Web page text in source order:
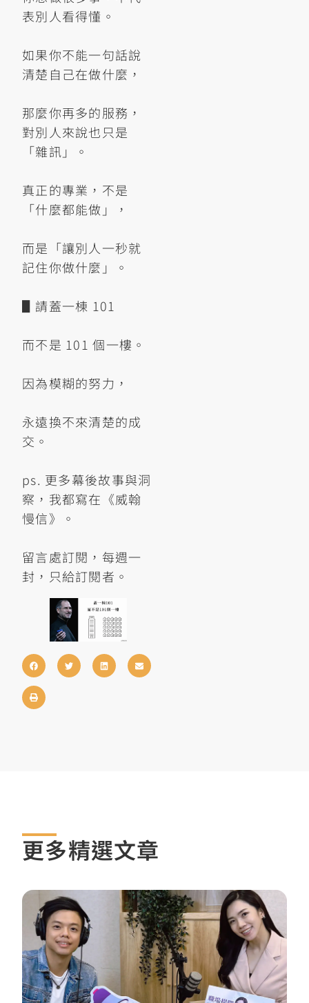
表別人看得懂。
如果你不能一句話說
清楚自己在做什麼，
那麼你再多的服務，
對別人來說也只是
「雜訊」。
真正的專業，不是
「什麼都能做」，
而是「讓別人一秒就
記住你做什麼」。
▋請蓋一棟 101
而不是 101 個一樓。
因為模糊的努力，
永遠換不來清楚的成
交。
ps. 更多幕後故事與洞
察，我都寫在《威翰
慢信》。 ​
留言處訂閱，每週一
封，只給訂閱者。
更多精選文章